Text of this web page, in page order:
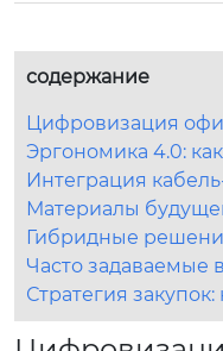
содержание
Цифровизация
Эргономика 4.0:
Интеграция
Материалы
Гибридные
Часто задаваемые
Стратегия